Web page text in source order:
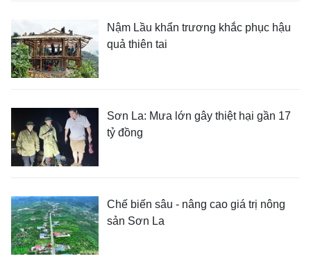
Nậm Lầu khẩn trương khắc phục hậu
quả thiên tai
Sơn La: Mưa lớn gây thiệt hại gần 17
tỷ đồng
Chế biến sâu - nâng cao giá trị nông
sản Sơn La